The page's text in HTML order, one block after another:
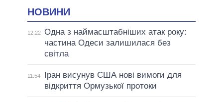
НОВИНИ
12:22 Одна з наймасштабніших атак року:
частина Одеси залишилася без
світла
11:54
Іран висунув США нові вимоги для
відкриття Ормузької протоки